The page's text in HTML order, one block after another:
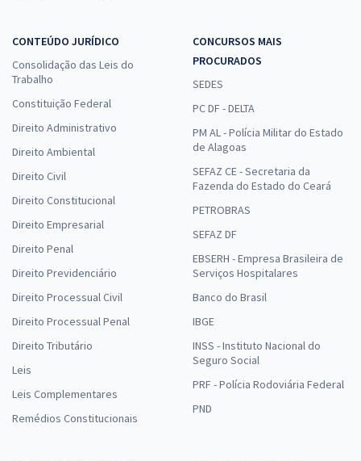
CONTEÚDO JURÍDICO
Consolidação das Leis do
Trabalho
Constituição Federal
Direito Administrativo
Direito Ambiental
Direito Civil
Direito Constitucional
Direito Empresarial
Direito Penal
Direito Previdenciário
Direito Processual Civil
Direito Processual Penal
Direito Tributário
Leis
Leis Complementares
Remédios Constitucionais
CONCURSOS MAIS
PROCURADOS
SEDES
PC DF - DELTA
PM AL - Polícia Militar do Estado
de Alagoas
SEFAZ CE - Secretaria da
Fazenda do Estado do Ceará
PETROBRAS
SEFAZ DF
EBSERH - Empresa Brasileira de
Serviços Hospitalares
Banco do Brasil
IBGE
INSS - Instituto Nacional do
Seguro Social
PRF - Polícia Rodoviária Federal
PND